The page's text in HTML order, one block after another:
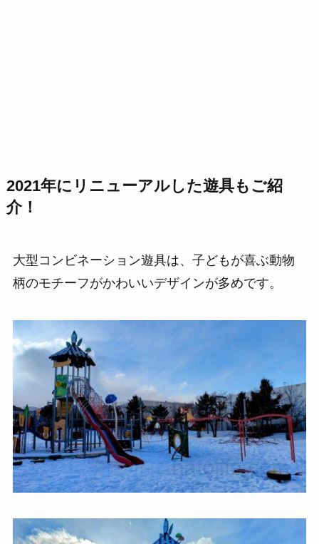
2021年にリニューアルした遊具もご紹
介！
大型コンビネーション遊具は、子どもが喜ぶ動物
柄のモチーフがかわいいデザインが多めです。